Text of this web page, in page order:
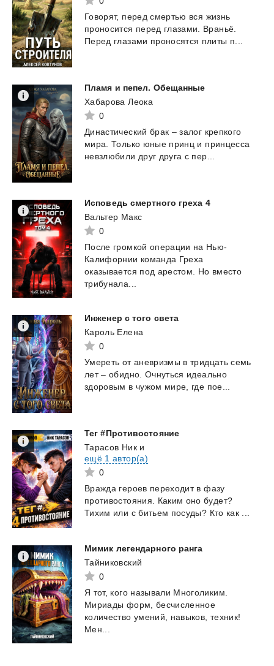
Говорят, перед смертью вся жизнь
проносится перед глазами. Враньё.
Перед глазами проносятся плиты п...
Пламя и пепел. Обещанные
Хабарова Леока
0
Династический брак – залог крепкого
мира. Только юные принц и принцесса
невзлюбили друг друга с пер...
Исповедь смертного греха 4
Вальтер Макс
0
После громкой операции на Нью-
Калифорнии команда Греха
оказывается под арестом. Но вместо
трибунала...
Инженер с того света
Кароль Елена
0
Умереть от аневризмы в тридцать семь
лет – обидно. Очнуться идеально
здоровым в чужом мире, где пое...
Тег #Противостояние
Тарасов Ники
ещё 1 автор(а)
0
Вражда героев переходит в фазу
противостояния. Каким оно будет?
Тихим или с битьем посуды? Кто как ...
Мимик легендарного ранга
Тайниковский
0
Я тот, кого называли Многоликим.
Мириады форм, бесчисленное
количество умений, навыков, техник!
Мен...